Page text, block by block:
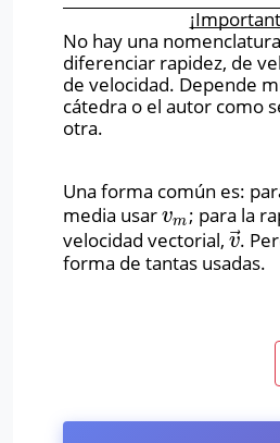
No hay una
diferenciar rapidez, de
de velocidad. Depende
cátedra o el autor como
otra.
Una forma común es:
media usar vm
vm; para la
velocidad vectorial, v⃗
v→
.
forma de tantas usadas.